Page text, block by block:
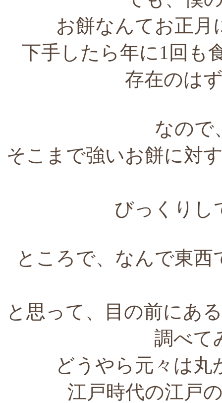
お餅なんてお正月
下手したら年に1回も
存在のは
なので
そこまで強いお餅に対
びっくりし
ところで、なんで東
と思って、目の前にあ
調べて
どうやら元々は
江戸時代の江戸